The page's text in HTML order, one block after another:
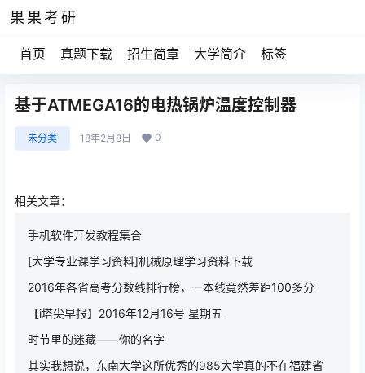
果果考研
首页 真题下载 招生简章 大学简介 标签
基于ATMEGA16的电热锅炉温度控制器
未分类 18年2月8日 0
相关文章：
手机软件开发教程集合
[大学专业课学习资料]机械原理学习资料下载
2016年各省高考分数线排行榜，一本线竟然差距100多分
【i塔尖早报】2016年12月16号 星期五
时节里的迷藏——你的名字
其实我想说，东南大学这所优秀的985大学真的不在福建省